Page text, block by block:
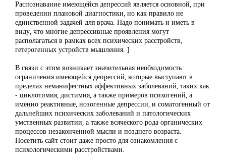
Распознавание имеющейся депрессий является основной, при
проведении плановой диагностики, но как правило не
единственной задачей для врача. Надо понимать и иметь в
виду, что многие депрессивные проявления могут
располагаться в рамках всех психических расстройств,
гетерогенных устройств мышления. ]
В связи с этим возникает значительная необходимость
ограничения имеющейся депрессий, которые выступают в
пределах неманифестных аффективных заболеваний, таких как
- циклотимия, дистимия, а также примеров психогений, а
именно реактивные, нозогенные депрессии, и соматогенный от
дальнейших психических заболеваний и патологических
умственных развитии, а также всяческого рода органических
процессов незаконченной мысли и позднего возраста.
Посетить сайт стоит даже просто для ознакомления с
психологическими расстройствами.